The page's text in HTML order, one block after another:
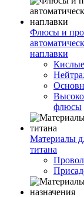
Флюсы и
наплавки
флюсы
Материалы
титана